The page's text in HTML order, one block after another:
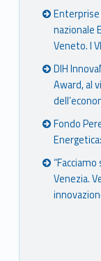
nazionale
Veneto. I
DIH
Award, al
Fondo
Venezia.